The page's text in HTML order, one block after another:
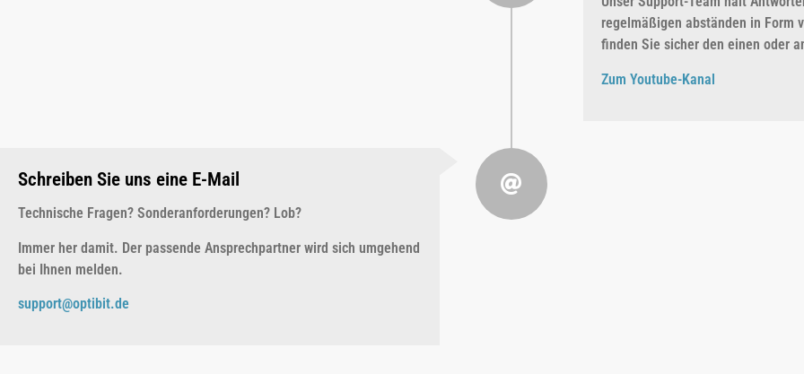
regelmäßigen abständen in Form
finden Sie sicher den einen oder
Zum Youtube-Kanal
Schreiben Sie uns eine E-Mail
Technische Fragen? Sonderanforderungen? Lob?
Immer her damit. Der passende Ansprechpartner wird sich umgehend
bei Ihnen melden.
support@optibit.de